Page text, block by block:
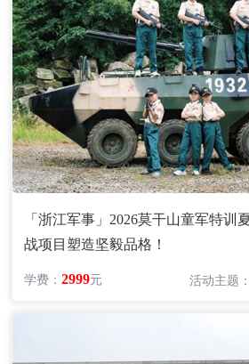
「浙江军事」2026莫干山童军特训
战项目塑造坚毅品格！
学费：2999元 活动主题：